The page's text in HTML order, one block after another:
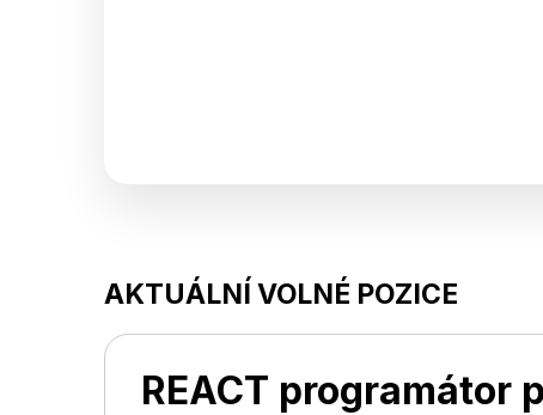
AKTUÁLNÍ VOLNÉ POZICE
REACT programátor